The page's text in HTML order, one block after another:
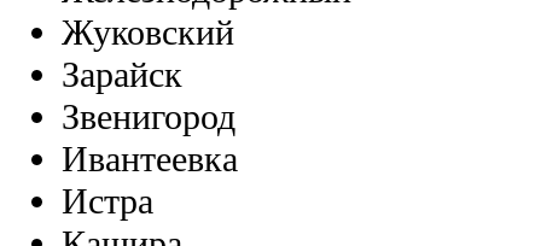
Жуковский
Зарайск
Звенигород
Ивантеевка
Истра